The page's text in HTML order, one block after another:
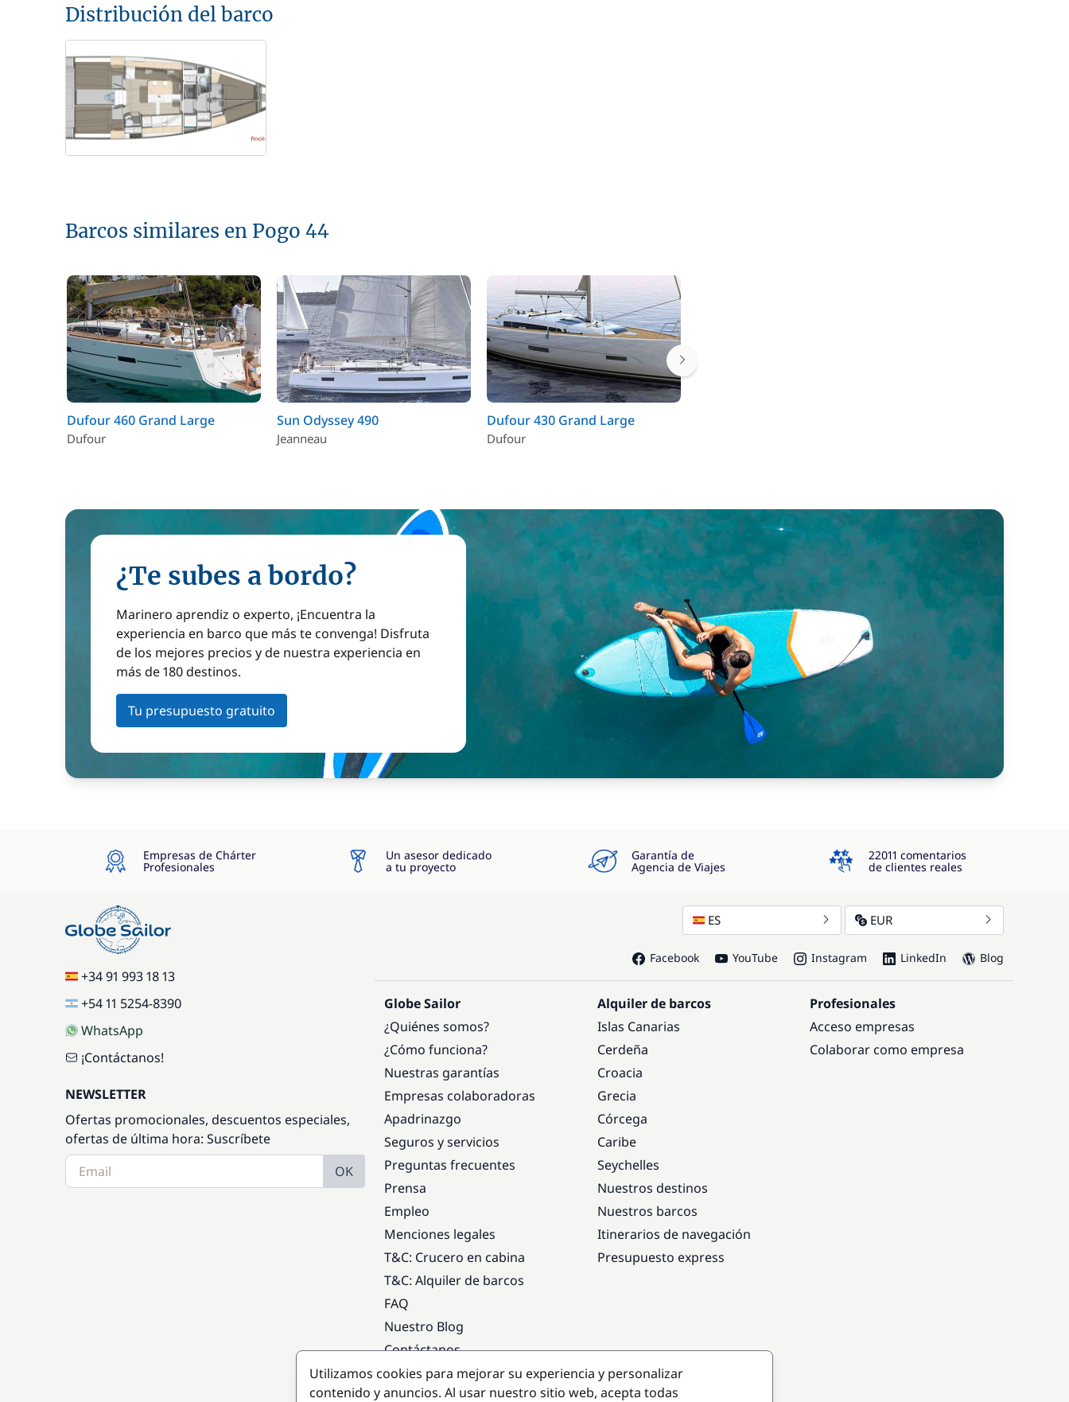
Distribución del barco
Barcos similares en Pogo 44
Dufour 460 Grand Large
Dufour
Sun Odyssey 490
Jeanneau
Dufour 430 Grand Large
Dufour
¿Te subes a bordo?
Marinero aprendiz o experto, ¡Encuentra la
experiencia en barco que más te convenga! Disfruta
de los mejores precios y de nuestra experiencia en
más de 180 destinos.
Tu presupuesto gratuito
Empresas de Chárter
Profesionales
Un asesor dedicado
a tu proyecto
Garantía de
Agencia de Viajes
4.3
22011 comentarios
de clientes reales
+34 91 993 18 13
+54 11 5254-8390
WhatsApp
¡Contáctanos!
NEWSLETTER
Ofertas promocionales, descuentos especiales,
ofertas de última hora: Suscríbete
OK
ES EUR
Facebook YouTube Instagram LinkedIn Blog
Globe Sailor
¿Quiénes somos?
¿Cómo funciona?
Nuestras garantías
Empresas colaboradoras
Apadrinazgo
Seguros y servicios
Preguntas frecuentes
Prensa
Empleo
Menciones legales
T&C: Crucero en cabina
T&C: Alquiler de barcos
FAQ
Nuestro Blog
Contáctanos
Alquiler de barcos
Islas Canarias
Cerdeña
Croacia
Grecia
Córcega
Caribe
Seychelles
Nuestros destinos
Nuestros barcos
Itinerarios de navegación
Presupuesto express
Profesionales
Acceso empresas
Colaborar como empresa
Destinos populares
Utilizamos cookies para mejorar su experiencia y personalizar
contenido y anuncios. Al usar nuestro sitio web, acepta todas